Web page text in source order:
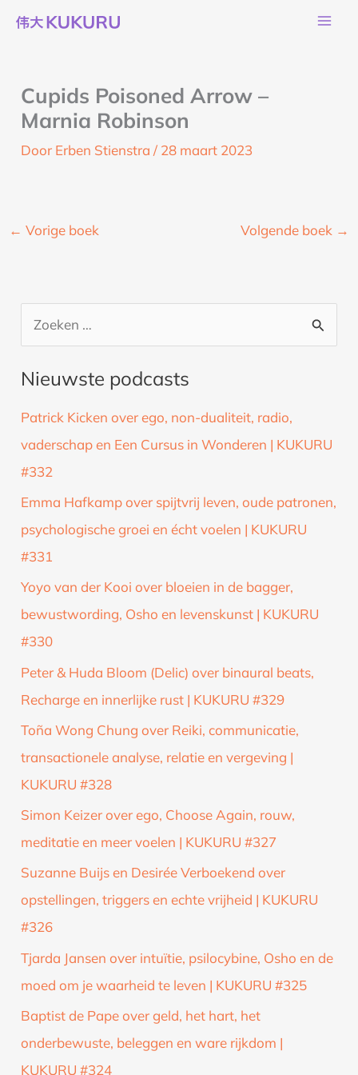
naar
Cupids Poisoned Arrow –
Marnia Robinson
Door Erben Stienstra/ 28 maart 2023
← Vorige boek Volgende boek →
e
k
a
Nieuwste podcasts
Patrick Kicken over ego, non-dualiteit, radio,
vaderschap en Een Cursus in Wonderen | KUKURU
#332
Emma Hafkamp over spijtvrij leven, oude patronen,
psychologische groei en écht voelen | KUKURU
#331
Yoyo van der Kooi over bloeien in de bagger,
bewustwording, Osho en levenskunst | KUKURU
#330
Peter & Huda Bloom (Delic) over binaural beats,
Recharge en innerlijke rust | KUKURU #329
Toña Wong Chung over Reiki, communicatie,
transactionele analyse, relatie en vergeving |
KUKURU #328
Simon Keizer over ego, Choose Again, rouw,
meditatie en meer voelen | KUKURU #327
Suzanne Buijs en Desirée Verboekend over
opstellingen, triggers en echte vrijheid | KUKURU
#326
Tjarda Jansen over intuïtie, psilocybine, Osho en de
moed om je waarheid te leven | KUKURU #325
Baptist de Pape over geld, het hart, het
onderbewuste, beleggen en ware rijkdom |
KUKURU #324